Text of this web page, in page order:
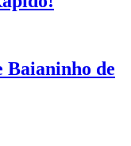
Baianinho de